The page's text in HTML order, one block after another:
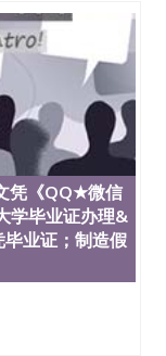
Jose State
Jose State
Jose State
Jose State
（San Jose
Jose State
State
State
State
Jose State
Jose State
San Jose
San Jose
San Jose
San Jose
Jose
Jose State
凭《QQ★微信
学毕业证办理&
业证；制造假